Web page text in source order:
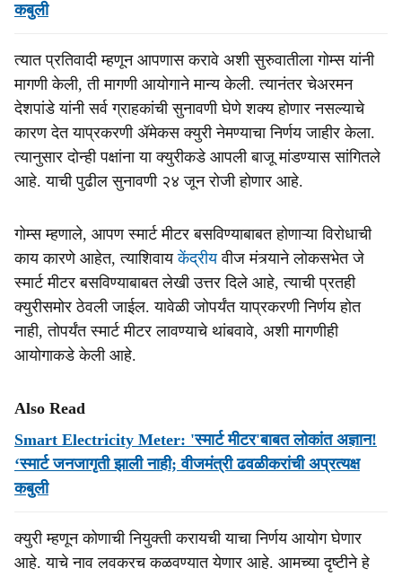
कबुली
त्यात प्रतिवादी म्हणून आपणास करावे अशी सुरुवातीला गोम्स यांनी
मागणी केली, ती मागणी आयोगाने मान्य केली. त्यानंतर चेअरमन
देशपांडे यांनी सर्व ग्राहकांची सुनावणी घेणे शक्य होणार नसल्याचे
कारण देत याप्रकरणी ॲमेकस क्युरी नेमण्याचा निर्णय जाहीर केला.
त्यानुसार दोन्ही पक्षांना या क्युरीकडे आपली बाजू मांडण्यास सांगितले
आहे. याची पुढील सुनावणी २४ जून रोजी होणार आहे.
गोम्स म्हणाले, आपण स्मार्ट मीटर बसविण्याबाबत होणाऱ्या विरोधाची
काय कारणे आहेत, त्याशिवायकेंद्रीयवीज मंत्र्याने लोकसभेत जे
स्मार्ट मीटर बसविण्याबाबत लेखी उत्तर दिले आहे, त्याची प्रतही
क्युरीसमोर ठेवली जाईल. यावेळी जोपर्यंत याप्रकरणी निर्णय होत
नाही, तोपर्यंत स्मार्ट मीटर लावण्याचे थांबवावे, अशी मागणीही
आयोगाकडे केली आहे.
Also Read
Smart Electricity Meter: 'स्मार्ट मीटर'बाबत लोकांत अज्ञान!
‘स्मार्ट जनजागृती झाली नाही; वीजमंत्री ढवळीकरांची अप्रत्यक्ष
कबुली
क्युरी म्हणून कोणाची नियुक्ती करायची याचा निर्णय आयोग घेणार
आहे. याचे नाव लवकरच कळवण्यात येणार आहे. आमच्या दृष्टीने हे